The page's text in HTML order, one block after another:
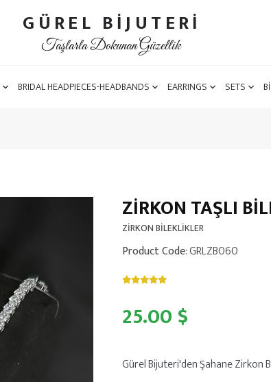
GÜREL BİJUTERİ
Taşlarla Dokunan Güzellik
BRIDAL HEADPIECES-HEADBANDS EARRINGS SETS
ZİRKON TAŞLI
ZİRKON BİLEKLİKLER
Product Code: GRLZB060
25.00 $
Gürel Bijuteri'den Şahane Zirkon